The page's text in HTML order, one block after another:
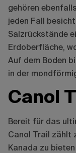
gehören
jeden Fall
Salzrückstände
Erdoberfläche,
Auf dem Boden
in der
Canol
Bereit für das
Canol Trail zählt
Kanada zu